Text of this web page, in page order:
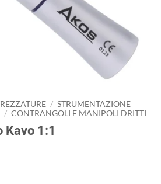
/ STRUMENTAZIONE
/ CONTRANGOLI E MANIPOLI DRITTI
Kavo 1:1